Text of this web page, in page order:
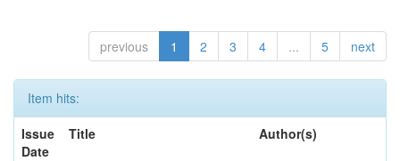
previous 1 2 3 4 ... 5 next
Item hits:
Issue
Date
Title Author(s)